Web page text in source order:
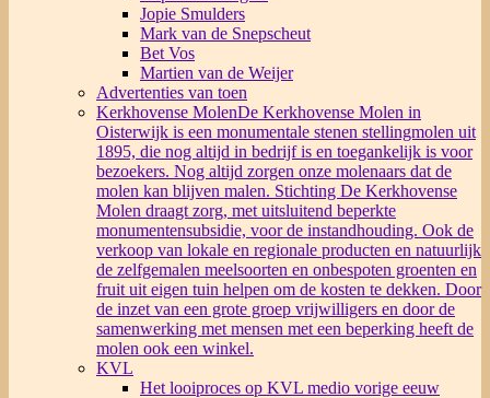
Jopie Smulders
Mark van de Snepscheut
Bet Vos
Martien van de Weijer
Advertenties van toen
Kerkhovense MolenDe Kerkhovense Molen in
Oisterwijk is een monumentale stenen stellingmolen uit
1895, die nog altijd in bedrijf is en toegankelijk is voor
bezoekers. Nog altijd zorgen onze molenaars dat de
molen kan blijven malen. Stichting De Kerkhovense
Molen draagt zorg, met uitsluitend beperkte
monumentensubsidie, voor de instandhouding. Ook de
verkoop van lokale en regionale producten en natuurlijk
de zelfgemalen meelsoorten en onbespoten groenten en
fruit uit eigen tuin helpen om de kosten te dekken. Door
de inzet van een grote groep vrijwilligers en door de
samenwerking met mensen met een beperking heeft de
molen ook een winkel.
KVL
Het looiproces op KVL medio vorige eeuw